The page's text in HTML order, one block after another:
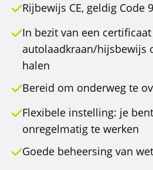
Rijbewijs CE, geldig Code
In bezit van een certificaat
autolaadkraan/hijsbewijs
halen
Bereid om onderweg te
Flexibele instelling: je
onregelmatig te werken
Goede beheersing van